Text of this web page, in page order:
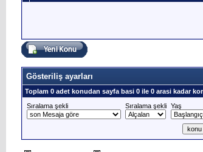
Gösteriliş ayarları
Toplam 0 adet konudan sayfa basi 0 ile 0 arasi kadar
Sıralama şekli
Sıralama şekli Yaş